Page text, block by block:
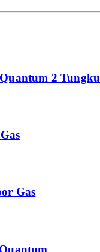
2 Tungku
Gas